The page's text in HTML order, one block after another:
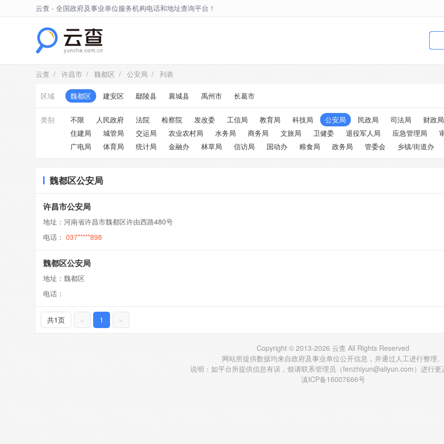
云查 - 全国政府及事业单位服务机构电话和地址查询平台！
云查/许昌市/魏都区/公安局/ 列表
区域 魏都区 建安区 鄢陵县 襄城县 禹州市 长葛市
类别 不限 人民政府 法院 检察院 发改委 工信局 教育局 科技局 公安局 民政局 司法局 财政局
住建局
城管局 交运局 农业农村局 水务局 商务局 文旅局 卫健委 退役军人局 应急管理局
广电局
体育局 统计局 金融办 林草局 信访局 国动办 粮食局 政务局 管委会 乡镇/街道办
魏都区公安局
许昌市公安局
地址：河南省许昌市魏都区许由西路480号
电话： 037*****898
魏都区公安局
地址：魏都区
电话：
共1页 « 1 »
Copyright © 2013-2026 云查 All Rights Reserved
网站所提供数据均来自政府及事业单位公开信息，并通过人工进行整理。
说明：如平台所提供信息有误，烦请联系管理员（fenzhiyun@aliyun.com）进行更
滇ICP备16007666号